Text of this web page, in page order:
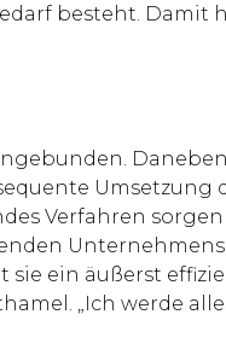
besteht. Damit
Verfahren
Unternehmens.
ein äußerst
„Ich werde